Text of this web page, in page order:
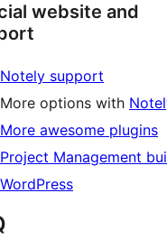
website and
Notely support
More options with
More awesome plugins
Project Management
WordPress